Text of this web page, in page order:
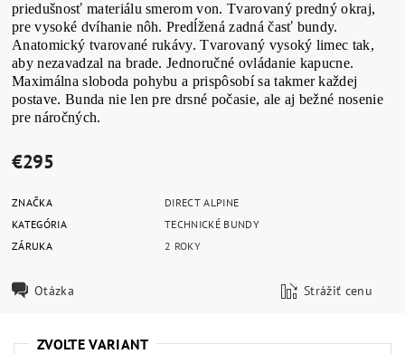
priedušnosť materiálu smerom von. Tvarovaný predný okraj,
pre vysoké dvíhanie nôh. Predĺžená zadná časť bundy.
Anatomický tvarované rukávy. Tvarovaný vysoký limec tak,
aby nezavadzal na brade. Jednoručné ovládanie kapucne.
Maximálna sloboda pohybu a prispôsobí sa takmer každej
postave. Bunda nie len pre drsné počasie, ale aj bežné nosenie
pre náročných.
€295
ZNAČKA
DIRECT ALPINE
KATEGÓRIA
TECHNICKÉ BUNDY
ZÁRUKA
2 ROKY
Otázka Strážiť cenu
ZVOĽTE VARIANT